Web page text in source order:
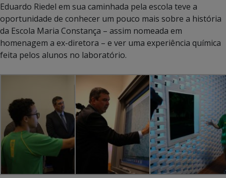
Eduardo Riedel em sua caminhada pela escola teve a
oportunidade de conhecer um pouco mais sobre a história
da Escola Maria Constança – assim nomeada em
homenagem a ex-diretora – e ver uma experiência química
feita pelos alunos no laboratório.